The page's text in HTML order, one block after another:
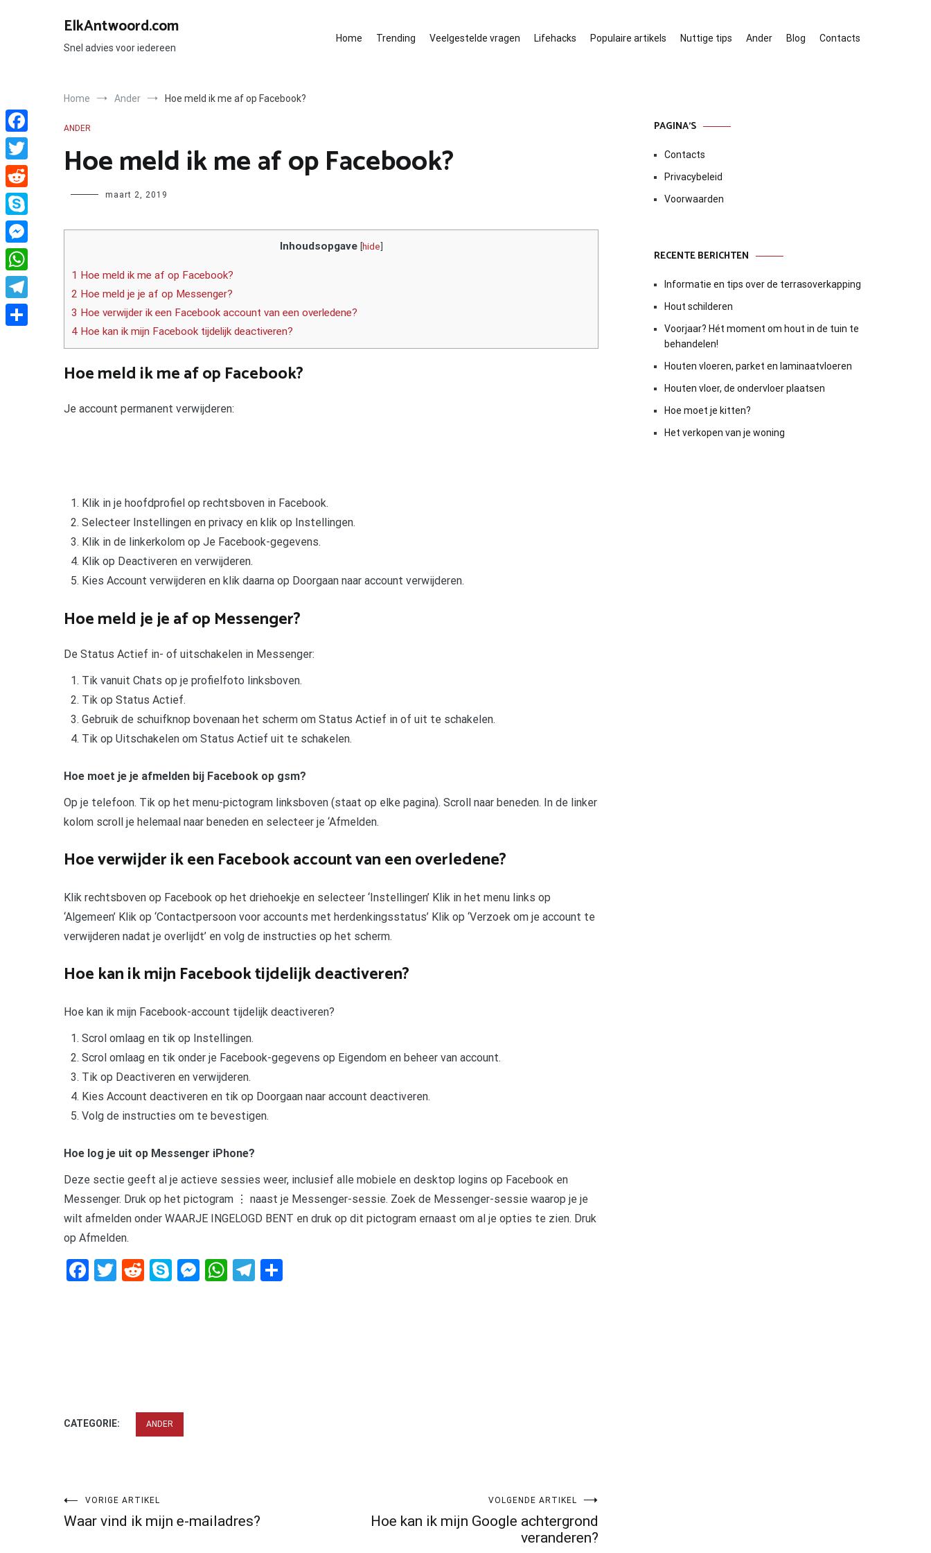
ElkAntwoord.com
Snel advies voor iedereen
Home Trending Veelgestelde vragen Lifehacks Populaire artikels Nuttige tips Ander Blog Contacts
Home Ander Hoe meld ik me af op Facebook?
ANDER
Hoe meld ik me af op Facebook?
Author maart 2, 2019
Inhoudsopgave [hide]
1 Hoe meld ik me af op Facebook?
2 Hoe meld je je af op Messenger?
3 Hoe verwijder ik een Facebook account van een overledene?
4 Hoe kan ik mijn Facebook tijdelijk deactiveren?
Hoe meld ik me af op Facebook?
Je account permanent verwijderen:
Klik in je hoofdprofiel op rechtsboven in Facebook.
Selecteer Instellingen en privacy en klik op Instellingen.
Klik in de linkerkolom op Je Facebook-gegevens.
Klik op Deactiveren en verwijderen.
Kies Account verwijderen en klik daarna op Doorgaan naar account verwijderen.
Hoe meld je je af op Messenger?
De Status Actief in- of uitschakelen in Messenger:
Tik vanuit Chats op je profielfoto linksboven.
Tik op Status Actief.
Gebruik de schuifknop bovenaan het scherm om Status Actief in of uit te schakelen.
Tik op Uitschakelen om Status Actief uit te schakelen.
Hoe moet je je afmelden bij Facebook op gsm?
Op je telefoon. Tik op het menu-pictogram linksboven (staat op elke pagina). Scroll naar beneden. In de linker
kolom scroll je helemaal naar beneden en selecteer je ‘Afmelden.
Hoe verwijder ik een Facebook account van een overledene?
Klik rechtsboven op Facebook op het driehoekje en selecteer ‘Instellingen’ Klik in het menu links op
‘Algemeen’ Klik op ‘Contactpersoon voor accounts met herdenkingsstatus’ Klik op ‘Verzoek om je account te
verwijderen nadat je overlijdt’ en volg de instructies op het scherm.
Hoe kan ik mijn Facebook tijdelijk deactiveren?
Hoe kan ik mijn Facebook-account tijdelijk deactiveren?
Scrol omlaag en tik op Instellingen.
Scrol omlaag en tik onder je Facebook-gegevens op Eigendom en beheer van account.
Tik op Deactiveren en verwijderen.
Kies Account deactiveren en tik op Doorgaan naar account deactiveren.
Volg de instructies om te bevestigen.
Hoe log je uit op Messenger iPhone?
Deze sectie geeft al je actieve sessies weer, inclusief alle mobiele en desktop logins op Facebook en
Messenger. Druk op het pictogram ⋮ naast je Messenger-sessie. Zoek de Messenger-sessie waarop je je
wilt afmelden onder WAARJE INGELOGD BENT en druk op dit pictogram ernaast om al je opties te zien. Druk
op Afmelden.
Facebook
Twitter
RedditSkypeMessenger
WhatsApp
Telegram
CATEGORIE: ANDER
Bericht
navigatie
VORIGE ARTIKEL
Waar vind ik mijn e-mailadres?
VOLGENDE ARTIKEL
Hoe kan ik mijn Google achtergrond
veranderen?
PAGINA’S
Contacts
Privacybeleid
Voorwaarden
RECENTE BERICHTEN
Informatie en tips over de terrasoverkapping
Hout schilderen
Voorjaar? Hét moment om hout in de tuin te
behandelen!
Houten vloeren, parket en laminaatvloeren
Houten vloer, de ondervloer plaatsen
Hoe moet je kitten?
Het verkopen van je woning
Facebook
Twitter
Reddit
Skype
Messenger
WhatsApp
Telegram